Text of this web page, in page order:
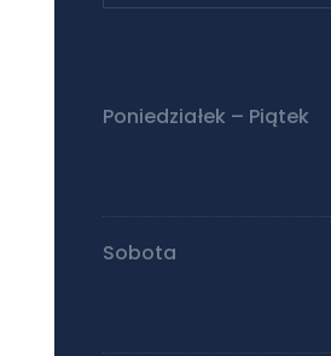
Poniedziałek – Piątek
Sobota